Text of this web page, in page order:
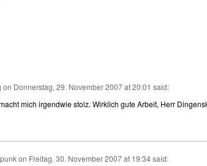
on Donnerstag, 29. November 2007 at 20:01 said:
mich irgendwie stolz. Wirklich gute Arbeit, Herr
on Freitag, 30. November 2007 at 19:34said: